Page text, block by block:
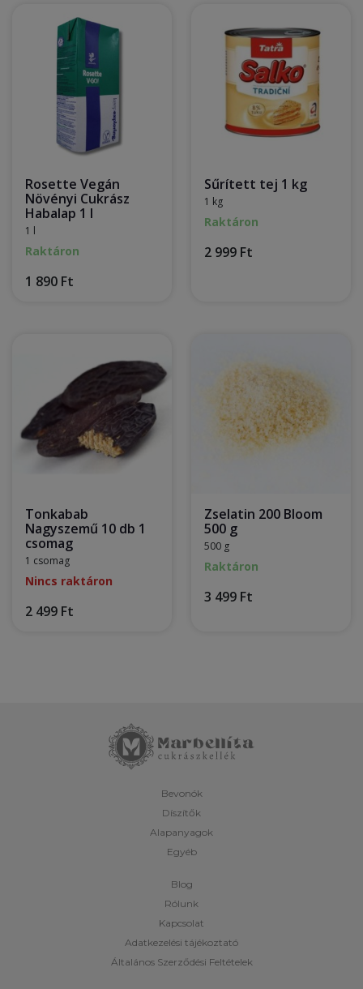
Rosette Vegán
Növényi Cukrász
Habalap 1 l
1 l
Raktáron
1 890 Ft
Sűrített tej 1 kg
1 kg
Raktáron
2 999 Ft
Tonkabab
Nagyszemű 10 db 1
csomag
1 csomag
Nincs raktáron
2 499 Ft
Zselatin 200 Bloom
500 g
500 g
Raktáron
3 499 Ft
Bevonók
Díszítők
Alapanyagok
Egyéb
Blog
Rólunk
Kapcsolat
Adatkezelési tájékoztató
Általános Szerződési Feltételek